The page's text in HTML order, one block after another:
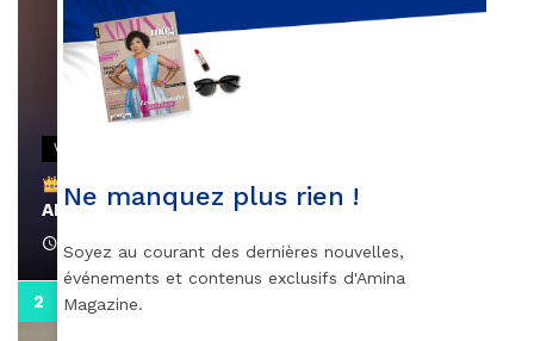
VIDEOS
Remerciements à Ayden pour son message sur
AMINA, le Magazine de la Femme
April 1, 2022
Ne manquez plus rien !
Soyez au courant des dernières nouvelles,
événements et contenus exclusifs d'Amina
Magazine.